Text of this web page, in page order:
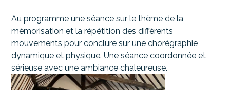
Au programme une séance sur le thème de la
mémorisation et la répétition des différents
mouvements pour conclure sur une chorégraphie
dynamique et physique. Une séance coordonnée et
sérieuse avec une ambiance chaleureuse.